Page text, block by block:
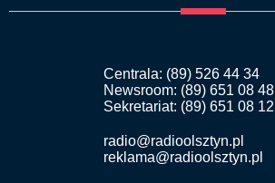
Centrala: (89) 526 44 34
Newsroom: (89) 651 08 48
Sekretariat: (89) 651 08 12
radio@radioolsztyn.pl
reklama@radioolsztyn.pl